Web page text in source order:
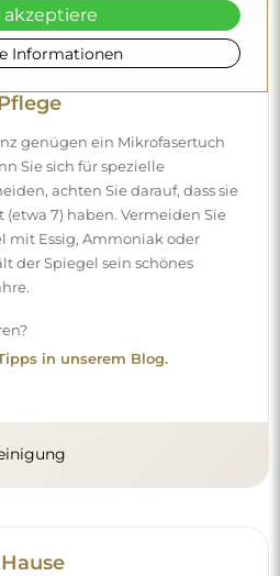
nach Hause an, mit dem Sie
Haustür entgegennehmen.
40 € bieten wir zusätzlich einen
dem die Sendung direkt in
(für Maße bis 80×120 cm oder
cm). Bei größeren Produkten
sein, z. B. das Öffnen der Tür.
trägt der Kurier die Sendung
Informationen
akzeptiere